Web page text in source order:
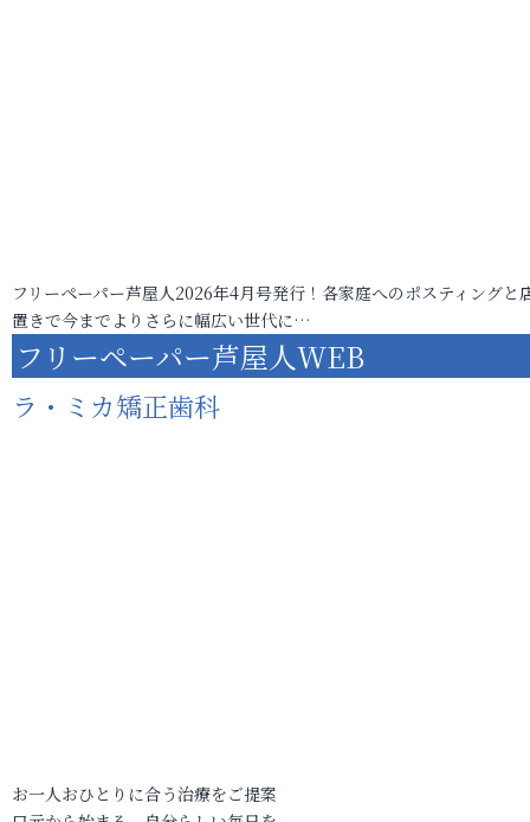
フリーペーパー芦屋人2026年4月号発行！各家庭へのポスティングと
置きで今までよりさらに幅広い世代に…
フリーペーパー芦屋人WEB
ラ・ミカ矯正歯科
お一人おひとりに合う治療をご提案